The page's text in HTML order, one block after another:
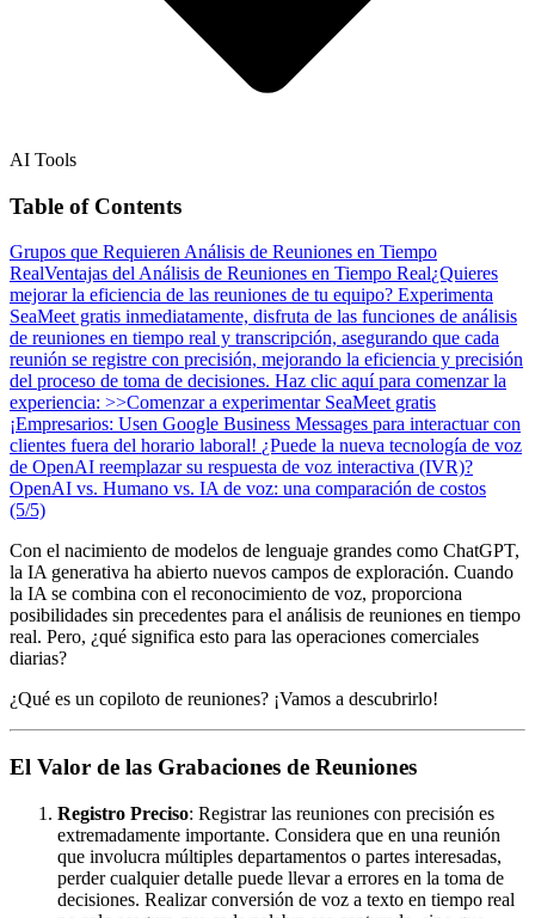
AI Tools
Table of Contents
Grupos que Requieren Análisis de Reuniones en Tiempo
RealVentajas del Análisis de Reuniones en Tiempo Real¿Quieres
mejorar la eficiencia de las reuniones de tu equipo? Experimenta
SeaMeet gratis inmediatamente, disfruta de las funciones de análisis
de reuniones en tiempo real y transcripción, asegurando que cada
reunión se registre con precisión, mejorando la eficiencia y precisión
del proceso de toma de decisiones. Haz clic aquí para comenzar la
experiencia: >>Comenzar a experimentar SeaMeet gratis
¡Empresarios: Usen Google Business Messages para interactuar con
clientes fuera del horario laboral! ¿Puede la nueva tecnología de voz
de OpenAI reemplazar su respuesta de voz interactiva (IVR)?
OpenAI vs. Humano vs. IA de voz: una comparación de costos
(5/5)
Con el nacimiento de modelos de lenguaje grandes como ChatGPT,
la IA generativa ha abierto nuevos campos de exploración. Cuando
la IA se combina con el reconocimiento de voz, proporciona
posibilidades sin precedentes para el análisis de reuniones en tiempo
real. Pero, ¿qué significa esto para las operaciones comerciales
diarias?
¿Qué es un copiloto de reuniones? ¡Vamos a descubrirlo!
El Valor de las Grabaciones de Reuniones
Registro Preciso: Registrar las reuniones con precisión es
extremadamente importante. Considera que en una reunión
que involucra múltiples departamentos o partes interesadas,
perder cualquier detalle puede llevar a errores en la toma de
decisiones. Realizar conversión de voz a texto en tiempo real